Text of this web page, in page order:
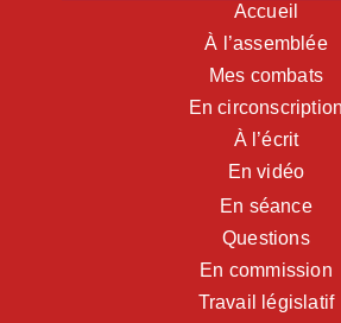
Accueil
À l’assemblée
Mes combats
En circonscription
À l’écrit
En vidéo
En séance
Questions
En commission
Travail législatif